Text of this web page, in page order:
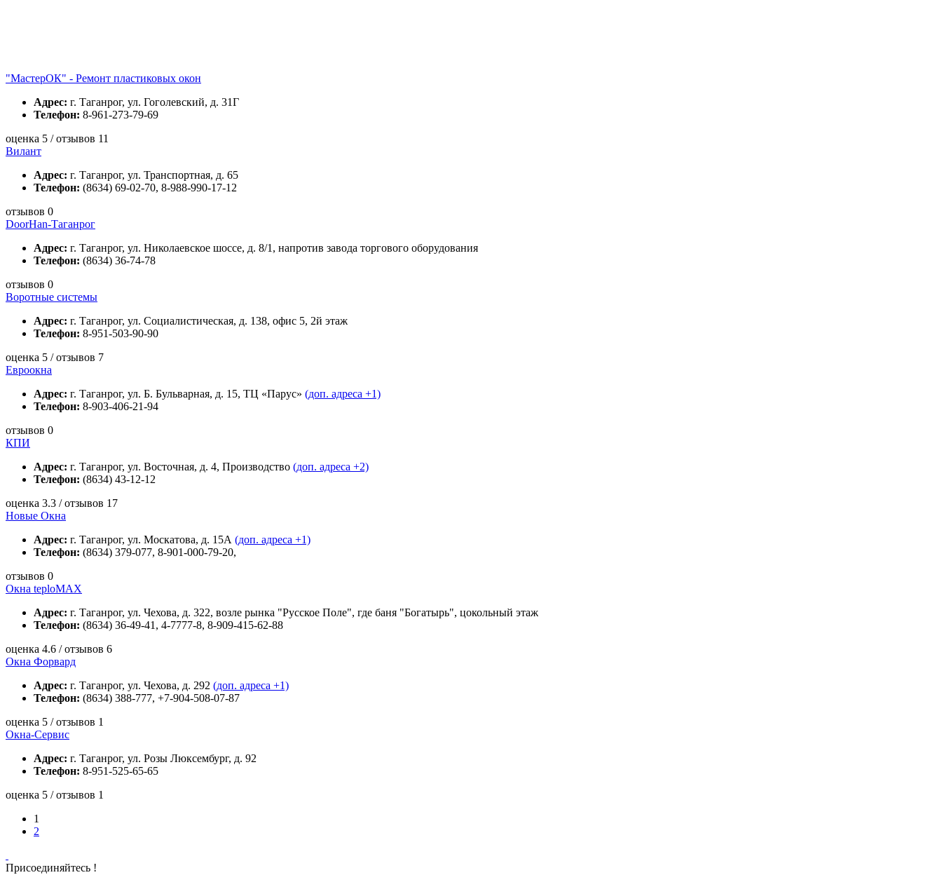
"МастерОК" - Ремонт пластиковых окон
Адрес: г. Таганрог, ул. Гоголевский, д. 31Г
Телефон: 8-961-273-79-69
оценка 5 / отзывов 11
Bилант
Адрес: г. Таганрог, ул. Транспортная, д. 65
Телефон: (8634) 69-02-70, 8-988-990-17-12
отзывов 0
DoorHan-Таганрог
Адрес: г. Таганрог, ул. Николаевское шоссе, д. 8/1, напротив завода торгового оборудования
Телефон: (8634) 36-74-78
отзывов 0
Воротные системы
Адрес: г. Таганрог, ул. Социалистическая, д. 138, офис 5, 2й этаж
Телефон: 8-951-503-90-90
оценка 5 / отзывов 7
Евроокна
Адрес: г. Таганрог, ул. Б. Бульварная, д. 15, ТЦ «Парус» (доп. адреса +1)
Телефон: 8-903-406-21-94
отзывов 0
КПИ
Адрес: г. Таганрог, ул. Восточная, д. 4, Производство (доп. адреса +2)
Телефон: (8634) 43-12-12
оценка 3.3 / отзывов 17
Новые Окна
Адрес: г. Таганрог, ул. Москатова, д. 15А (доп. адреса +1)
Телефон: (8634) 379-077, 8-901-000-79-20,
отзывов 0
Окна teploMAX
Адрес: г. Таганрог, ул. Чехова, д. 322, возле рынка "Русское Поле", где баня "Богатырь", цокольный этаж
Телефон: (8634) 36-49-41, 4-7777-8, 8-909-415-62-88
оценка 4.6 / отзывов 6
Окна Форвард
Адрес: г. Таганрог, ул. Чехова, д. 292 (доп. адреса +1)
Телефон: (8634) 388-777, +7-904-508-07-87
оценка 5 / отзывов 1
Окна-Сервис
Адрес: г. Таганрог, ул. Розы Люксембург, д. 92
Телефон: 8-951-525-65-65
оценка 5 / отзывов 1
1
2
Присоединяйтесь !